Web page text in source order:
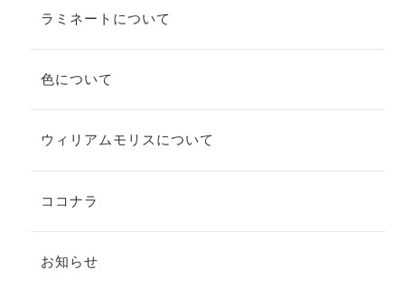
ラミネートについて
色について
ウィリアムモリスについて
ココナラ
お知らせ